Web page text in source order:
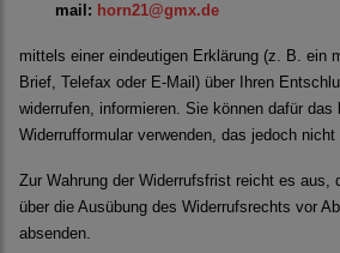
mail: horn21@gmx.de
mittels einer eindeutigen Erklärung (z. B. ein
Brief, Telefax oder E-Mail) über Ihren
widerrufen, informieren. Sie können dafür das
Widerrufformular verwenden, das jedoch
Zur Wahrung der Widerrufsfrist reicht es aus,
über die Ausübung des Widerrufsrechts vor
absenden.